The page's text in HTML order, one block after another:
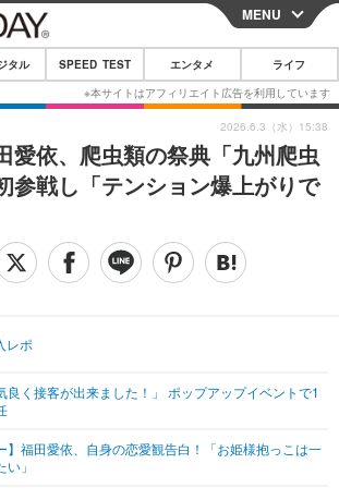
CLOSE
スマートフォン
その他
映画・ドラマ
ブログ
方法
MENU
タル SPEED TEST エンタメ ライフ
愛依、爬虫類の祭典「九州爬虫
参戦し「テンション爆上がりで
レポ
良く接客が出来ました！」 ポップアップイベントで1
】福田愛依、自身の恋愛観告白！「お姫様抱っこは一
」
2026.6.3（水）15:38